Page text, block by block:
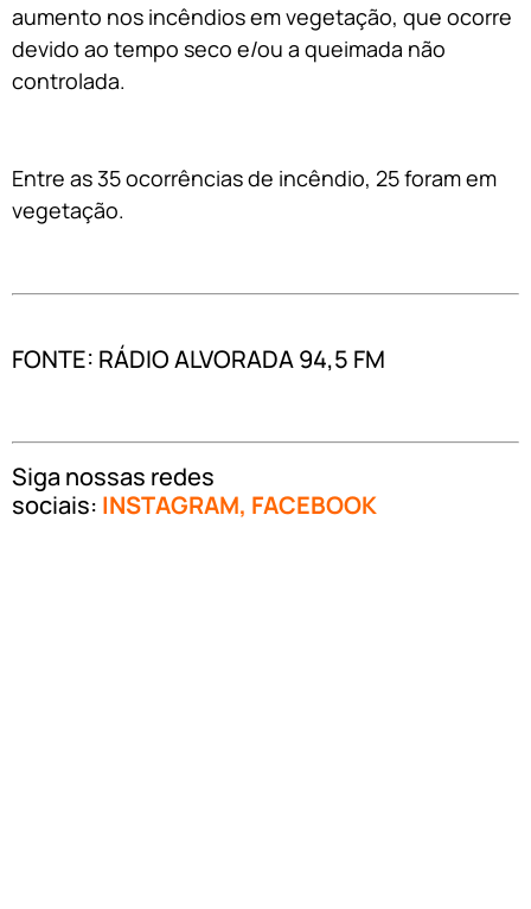
aumento nos incêndios em vegetação, que ocorre
devido ao tempo seco e/ou a queimada não
controlada.
Entre as 35 ocorrências de incêndio, 25 foram em
vegetação.
FONTE: RÁDIO ALVORADA 94,5 FM
Siga nossas redes
sociais: INSTAGRAM, FACEBOOK